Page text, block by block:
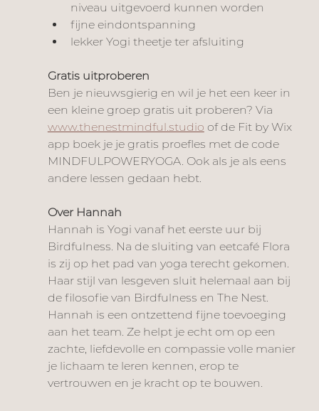
niveau uitgevoerd kunnen worden
fijne eindontspanning
lekker Yogi theetje ter afsluiting
Gratis uitproberen
Ben je nieuwsgierig en wil je het een keer in
een kleine groep gratis uit proberen? Via
www.thenestmindful.studio of de Fit by Wix
app boek je je gratis proefles met de code
MINDFULPOWERYOGA. Ook als je als eens
andere lessen gedaan hebt.
Over Hannah
Hannah is Yogi vanaf het eerste uur bij
Birdfulness. Na de sluiting van eetcafé Flora
is zij op het pad van yoga terecht gekomen.
Haar stijl van lesgeven sluit helemaal aan bij
de filosofie van Birdfulness en The Nest.
Hannah is een ontzettend fijne toevoeging
aan het team. Ze helpt je echt om op een
zachte, liefdevolle en compassie volle manier
je lichaam te leren kennen, erop te
vertrouwen en je kracht op te bouwen.